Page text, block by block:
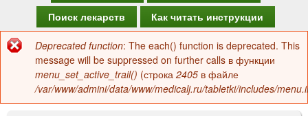
а
в
о
Поиск лекарств
Как читать инструкции
Сообщение
об
ошибке
Deprecated function: The each() function is deprecated. This
message will be suppressed on further calls в функции
menu_set_active_trail() (строка 2405 в файле
/var/www/admini/data/www/medicalj.ru/tabletki/includes/